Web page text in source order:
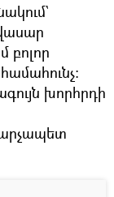
բոլոր
խորհրդի